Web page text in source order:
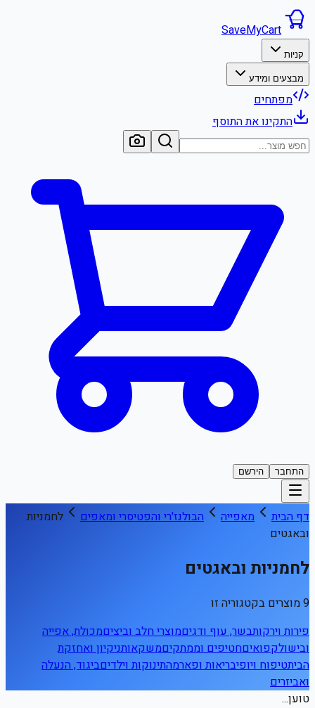
SaveMyCart
קניות
מבצעים ומידע
מפתחים
התקינו את התוסף
התחבר הירשם
דף הבית מאפייה הבולנז'רי והפטיסרי ומאפים
לחמניות
ובאגטים
לחמניות ובאגטים
9 מוצרים בקטגוריה זו
פירות וירקותבשר, עוף ודגיםמוצרי חלב וביציםמכולת, אפייה
ובישולקפואיםחטיפים וממתקיםמשקאותניקיון ואחזקת
הביתטיפוח ויופיבריאות ופארמהתינוקות וילדיםביגוד, הנעלה
ואביזרים
טוען...